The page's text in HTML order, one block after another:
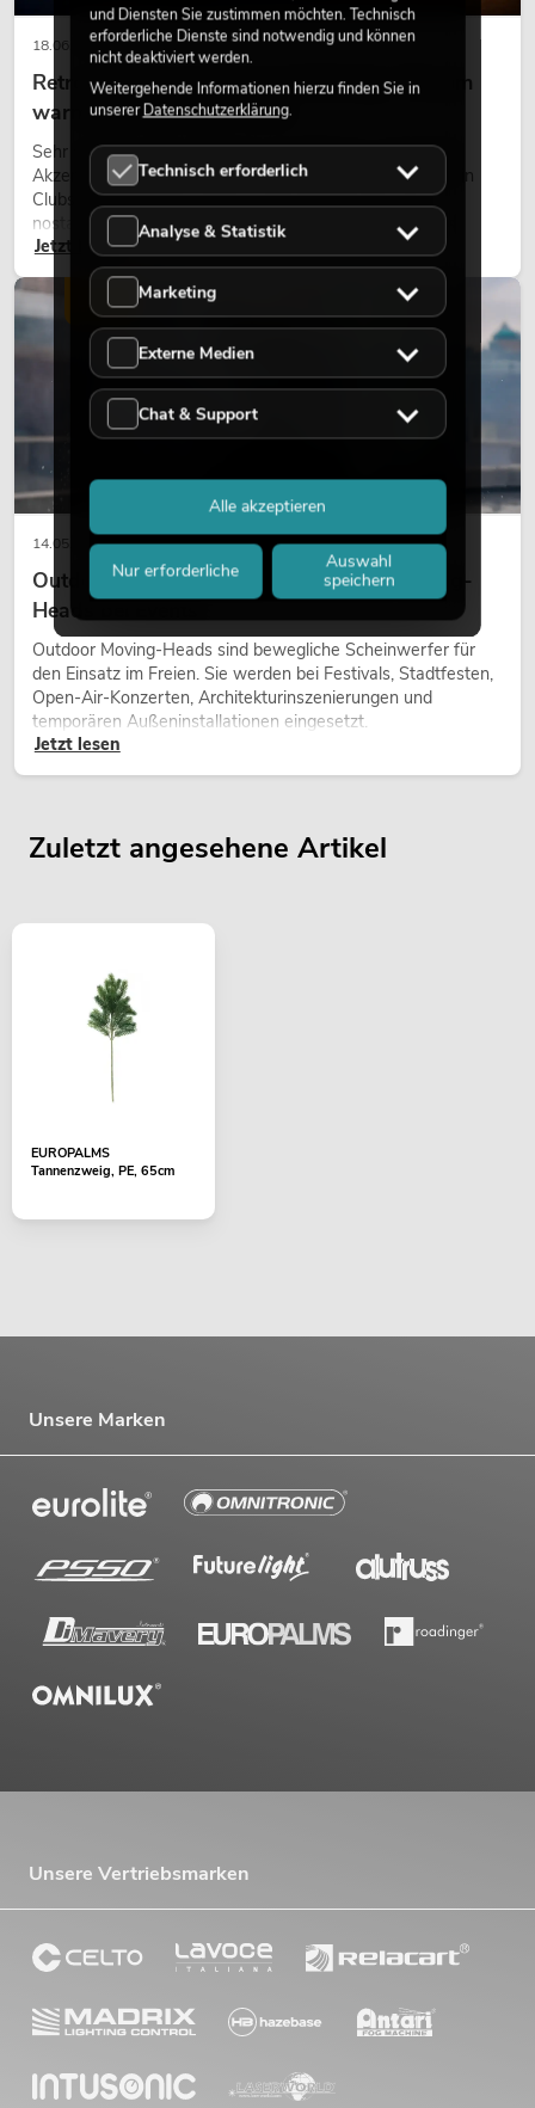
18.06.2026
Retro-Licht im modernen Lichtdesign: Warum
warmes Licht wieder wirkt
Sehr warmes Licht, sichtbare Leuchtflächen und farbige
Akzente prägen viele aktuelle Lichtdesigns auf Bühnen, in
Clubs und bei Events. Retro-Licht ist dabei kein rein
nostalgischer Effekt, sondern ein bewusst eingesetztes
Gestaltungsmittel: Es schafft Atmosphäre, gibt Szenen
Charakter und kann technische LED-Setups emotionaler
wirken lassen.
Jetzt lesen
14.05.2026
Outdoor Moving-Heads: Wetterfeste Moving-
Heads bei Events
Outdoor Moving-Heads sind bewegliche Scheinwerfer für
den Einsatz im Freien. Sie werden bei Festivals, Stadtfesten,
Open-Air-Konzerten, Architekturinszenierungen und
temporären Außeninstallationen eingesetzt.
Jetzt lesen
LICHT
Zuletzt angesehene Artikel
EUROPALMS
Tannenzweig, PE, 65cm
Unsere Marken
Unsere Vertriebsmarken
und Diensten Sie zustimmen möchten. Technisch
erforderliche Dienste sind notwendig und können
nicht deaktiviert werden.
Weitergehende Informationen hierzu finden Sie in
unsererDatenschutzerklärung.
Technisch erforderlich
Analyse & Statistik
Marketing
Externe Medien
Chat & Support
Nur erforderliche
Auswahl
speichern
Alle akzeptieren